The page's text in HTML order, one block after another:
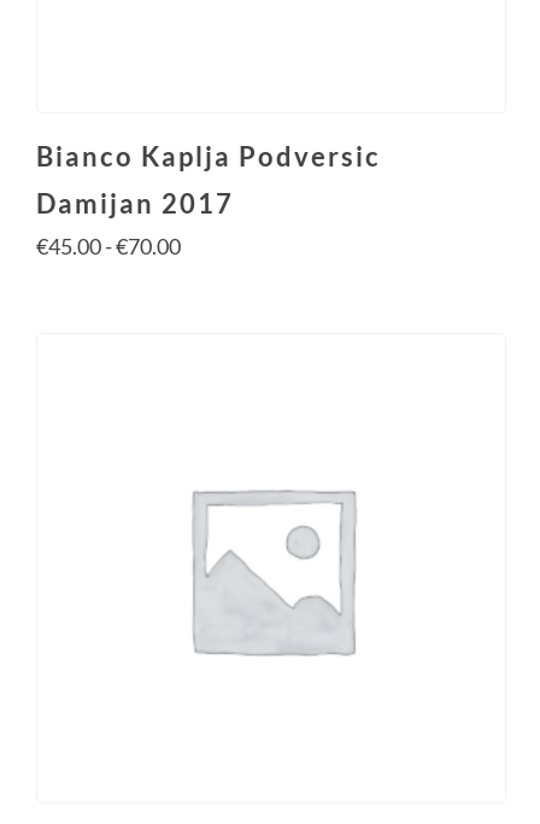
Bianco Kaplja Podversic
Damijan 2017
€45.00-€70.00